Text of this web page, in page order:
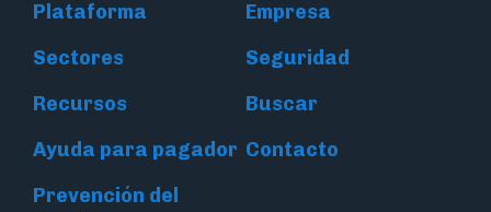
Plataforma
Empresa
Sectores
Seguridad
Recursos
Buscar
Ayuda para pagador Contacto
Prevención del